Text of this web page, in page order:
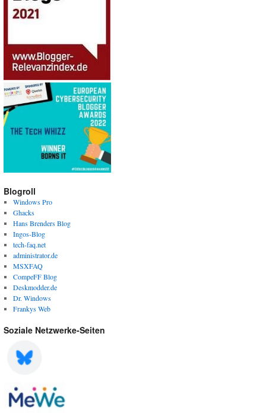
Blogroll
Windows Pro
Ghacks
Hans Brenders Blog
Ingos-Blog
tech-faq.net
administrator.de
MSXFAQ
CompeFF Blog
Deskmodder.de
Dr. Windows
Frankys Web
Soziale Netzwerke-Seiten